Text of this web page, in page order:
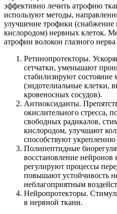
эффективно лечить атрофию
используют методы,
улучшение трофики
кислородом) нервных клеток.
атрофии волокон глазного
Ретинопротекторы.
сетчатки, уменьшают
стабилизируют состояние
(эндотелиальные клетки,
кровеносных сосудов).
Антиоксиданты.
окислительного стресса,
свободных радикалов,
кислородом, улучшают
способствуют укреплению
Полипептидные
восстановление нейронов
регулируют процессы
повышают устойчивость
неблагоприятным
Нейропротекторы.
в нервной ткани.